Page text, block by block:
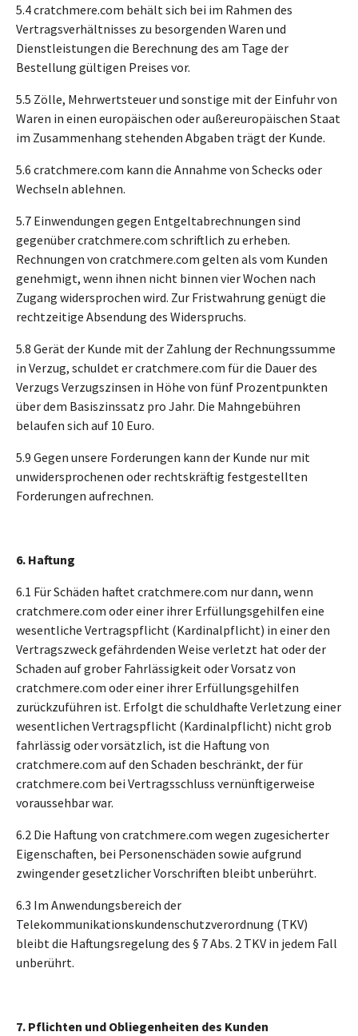
5.4 cratchmere.com behält sich bei im Rahmen des
Vertragsverhältnisses zu besorgenden Waren und
Dienstleistungen die Berechnung des am Tage der
Bestellung gültigen Preises vor.
5.5 Zölle, Mehrwertsteuer und sonstige mit der Einfuhr von
Waren in einen europäischen oder außereuropäischen Staat
im Zusammenhang stehenden Abgaben trägt der Kunde.
5.6 cratchmere.com kann die Annahme von Schecks oder
Wechseln ablehnen.
5.7 Einwendungen gegen Entgeltabrechnungen sind
gegenüber cratchmere.com schriftlich zu erheben.
Rechnungen von cratchmere.com gelten als vom Kunden
genehmigt, wenn ihnen nicht binnen vier Wochen nach
Zugang widersprochen wird. Zur Fristwahrung genügt die
rechtzeitige Absendung des Widerspruchs.
5.8 Gerät der Kunde mit der Zahlung der Rechnungssumme
in Verzug, schuldet er cratchmere.com für die Dauer des
Verzugs Verzugszinsen in Höhe von fünf Prozentpunkten
über dem Basiszinssatz pro Jahr. Die Mahngebühren
belaufen sich auf 10 Euro.
5.9 Gegen unsere Forderungen kann der Kunde nur mit
unwidersprochenen oder rechtskräftig festgestellten
Forderungen aufrechnen.
6. Haftung
6.1 Für Schäden haftet cratchmere.com nur dann, wenn
cratchmere.com oder einer ihrer Erfüllungsgehilfen eine
wesentliche Vertragspflicht (Kardinalpflicht) in einer den
Vertragszweck gefährdenden Weise verletzt hat oder der
Schaden auf grober Fahrlässigkeit oder Vorsatz von
cratchmere.com oder einer ihrer Erfüllungsgehilfen
zurückzuführen ist. Erfolgt die schuldhafte Verletzung einer
wesentlichen Vertragspflicht (Kardinalpflicht) nicht grob
fahrlässig oder vorsätzlich, ist die Haftung von
cratchmere.com auf den Schaden beschränkt, der für
cratchmere.com bei Vertragsschluss vernünftigerweise
voraussehbar war.
6.2 Die Haftung von cratchmere.com wegen zugesicherter
Eigenschaften, bei Personenschäden sowie aufgrund
zwingender gesetzlicher Vorschriften bleibt unberührt.
6.3 Im Anwendungsbereich der
Telekommunikationskundenschutzverordnung (TKV)
bleibt die Haftungsregelung des § 7 Abs. 2 TKV in jedem Fall
unberührt.
7. Pflichten und Obliegenheiten des Kunden